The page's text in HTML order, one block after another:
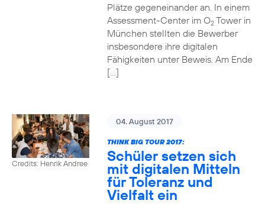
Plätze gegeneinander an. In einem
Assessment-Center im O2Tower in
München stellten die Bewerber
insbesondere ihre digitalen
Fähigkeiten unter Beweis. Am Ende
[…]
Credits: Henrik Andree
04. August 2017
THINK BIG TOUR 2017:
Schüler setzen sich
mit digitalen Mitteln
für Toleranz und
Vielfalt ein